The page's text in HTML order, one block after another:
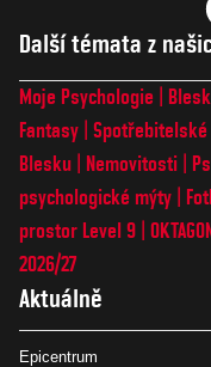
Další témata z
Moje Psychologie
Fantasy
Blesku
Nemovitosti
psychologické mýty
prostor Level 9
2026/27
Aktuálně
Epicentrum